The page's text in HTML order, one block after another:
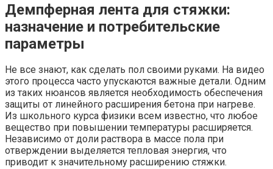
Демпферная лента для стяжки:
назначение и потребительские
параметры
Не все знают, как сделать пол своими руками. На видео
этого процесса часто упускаются важные детали. Одним
из таких нюансов является необходимость обеспечения
защиты от линейного расширения бетона при нагреве.
Из школьного курса физики всем известно, что любое
вещество при повышении температуры расширяется.
Независимо от доли раствора в массе пола при
отверждении выделяется тепловая энергия, что
приводит к значительному расширению стяжки.